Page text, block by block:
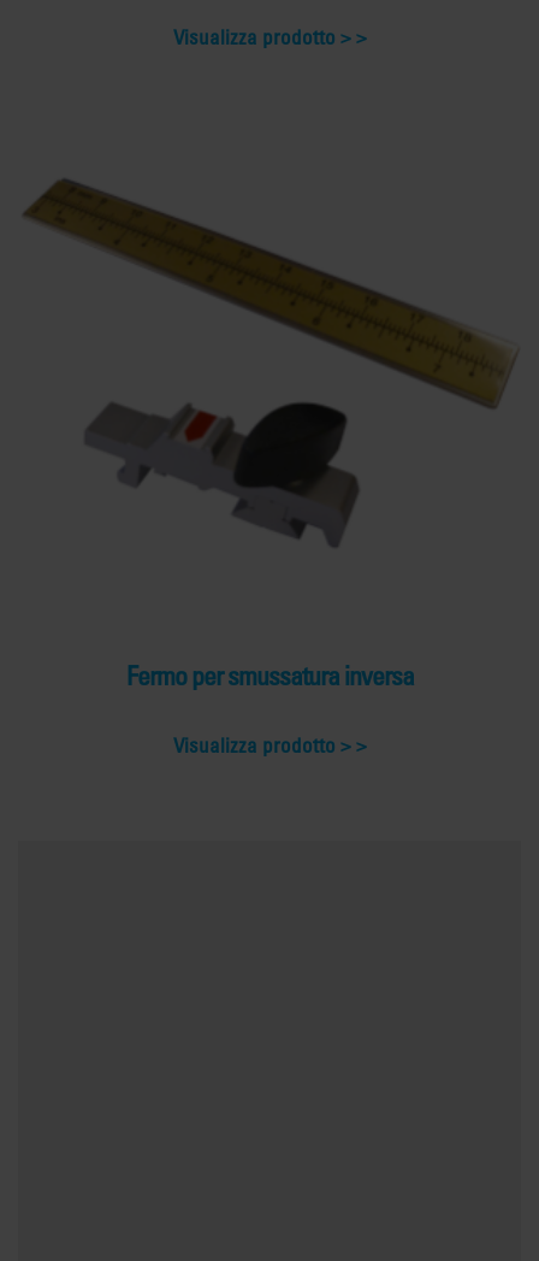
Visualizza prodotto >
Fermo per smussatura inversa
Visualizza prodotto >